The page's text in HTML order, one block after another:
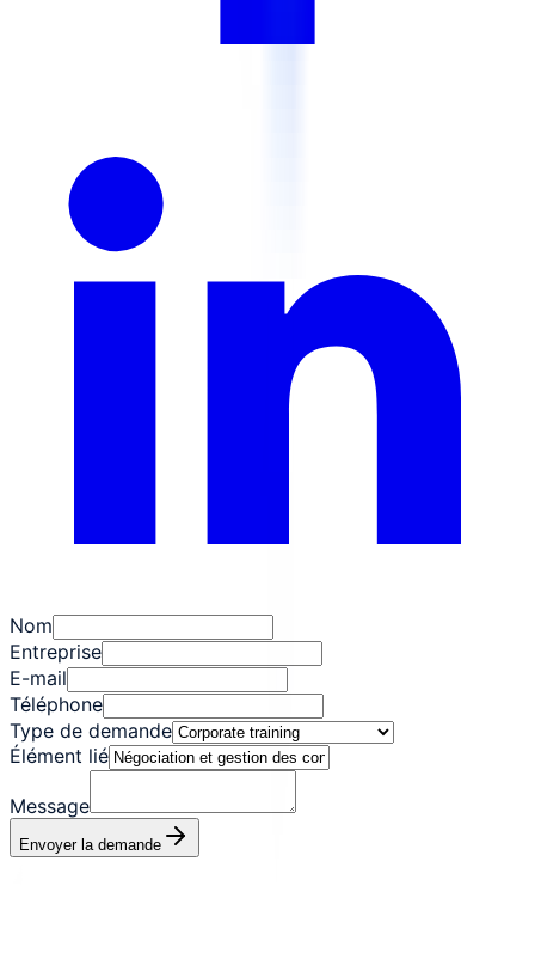
Nom
Entreprise
E-mail
Téléphone
Type de demande
Élément lié
Message
Envoyer la demande